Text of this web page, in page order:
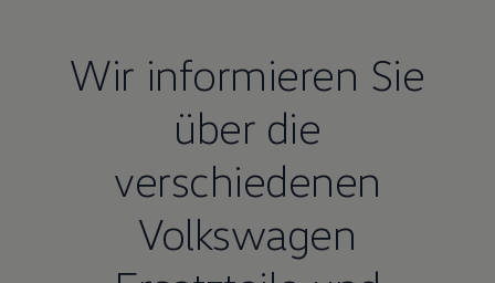
Wir informieren Sie
über die
verschiedenen
Volkswagen